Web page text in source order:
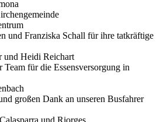
und Franziska Schall für ihre tatkräftige
und Heidi Reichart
für die Essensversorgung in
großen Dank an unseren Busfahrer
und Riorges